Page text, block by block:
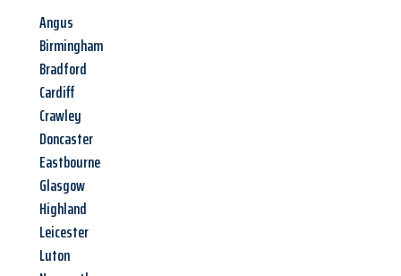
Angus
Birmingham
Bradford
Cardiff
Crawley
Doncaster
Eastbourne
Glasgow
Highland
Leicester
Luton